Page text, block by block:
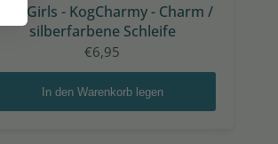
Only Girls - KogCharmy - Charm /
silberfarbene Schleife
€6,95
In den Warenkorb legen